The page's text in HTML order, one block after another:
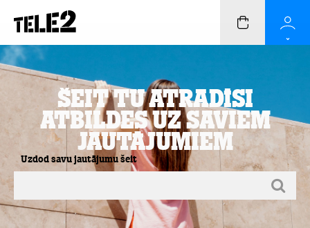
Šeit Tu atradīsi
atbildes uz saviem
jautājumiem
Uzdod savu jautājumu šeit